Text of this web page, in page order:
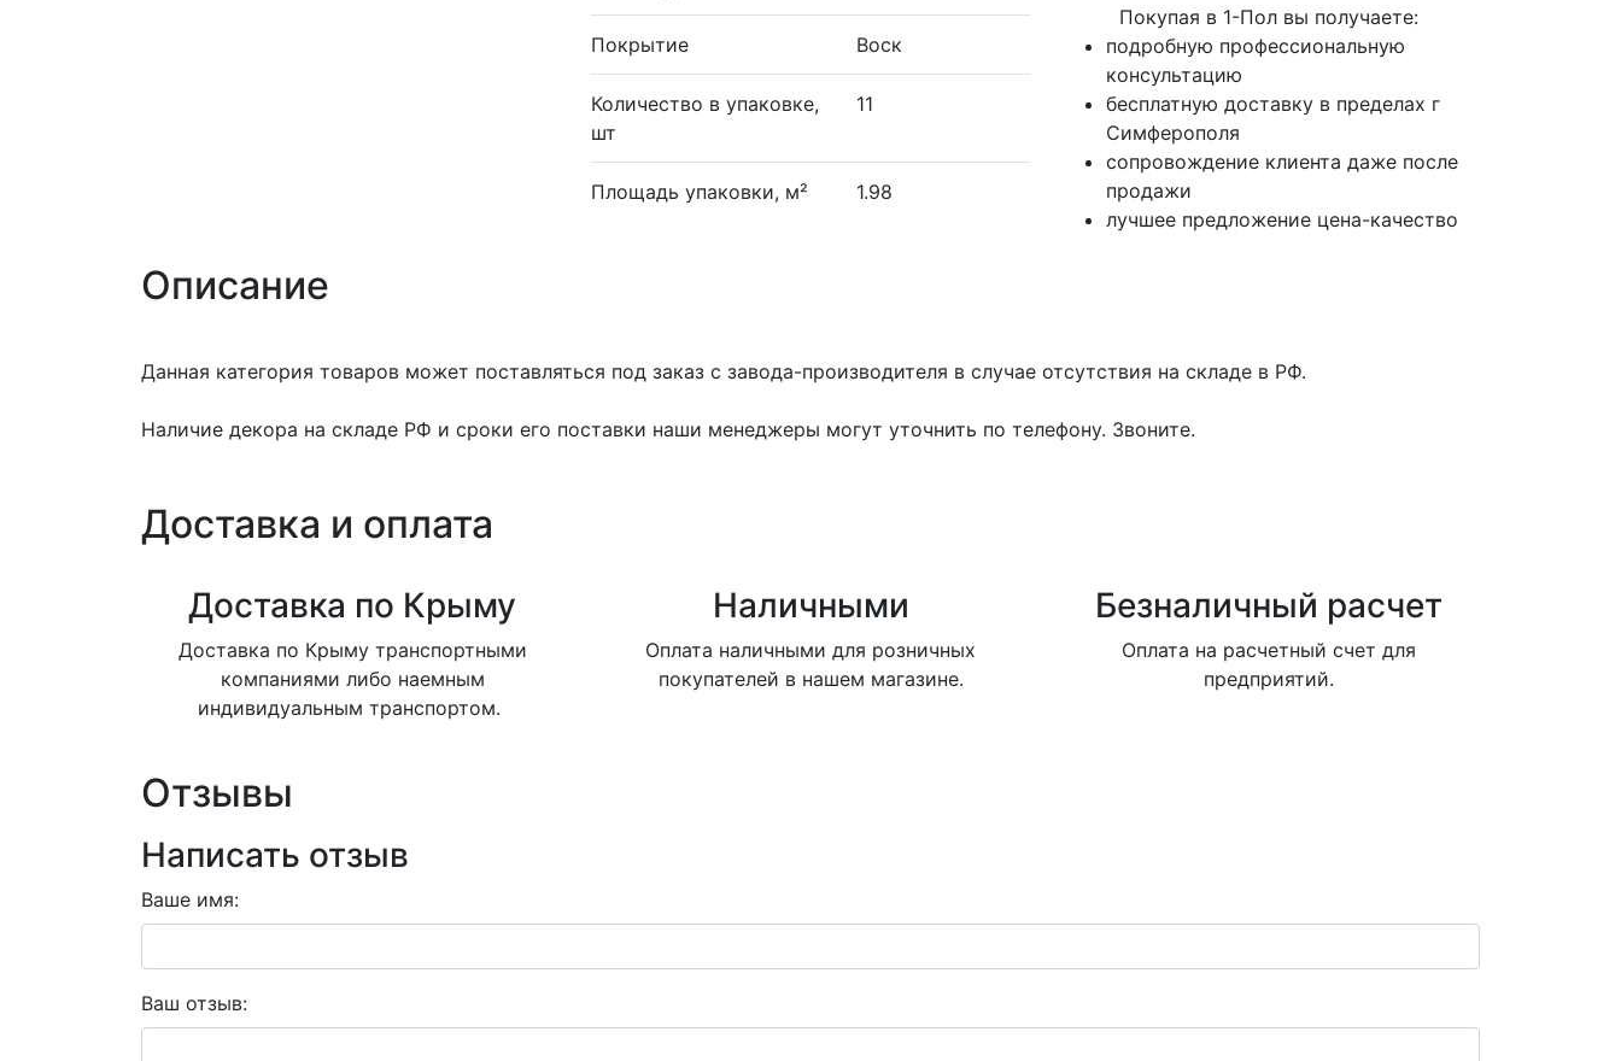
Покрытие Воск
Количество в упаковке,
шт
11
Площадь упаковки, м² 1.98
Покупая в 1-Пол вы получаете:
подробную профессиональную
консультацию
бесплатную доставку в пределах г
Симферополя
сопровождение клиента даже после
продажи
лучшее предложение цена-качество
Описание
Данная категория товаров может поставляться под заказ с завода-производителя в случае отсутствия на складе в РФ.
Наличие декора на складе РФ и сроки его поставки наши менеджеры могут уточнить по телефону. Звоните.
Доставка и оплата
Доставка по Крыму
Доставка по Крыму транспортными
компаниями либо наемным
индивидуальным транспортом.
Наличными
Оплата наличными для розничных
покупателей в нашем магазине.
Безналичный расчет
Оплата на расчетный счет для
предприятий.
Отзывы
Написать отзыв
Ваше имя:
Ваш отзыв: